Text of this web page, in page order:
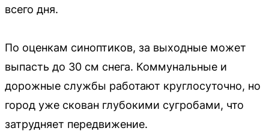
всего дня.
По оценкам синоптиков, за выходные может
выпасть до 30 см снега. Коммунальные и
дорожные службы работают круглосуточно, но
город уже скован глубокими сугробами, что
затрудняет передвижение.